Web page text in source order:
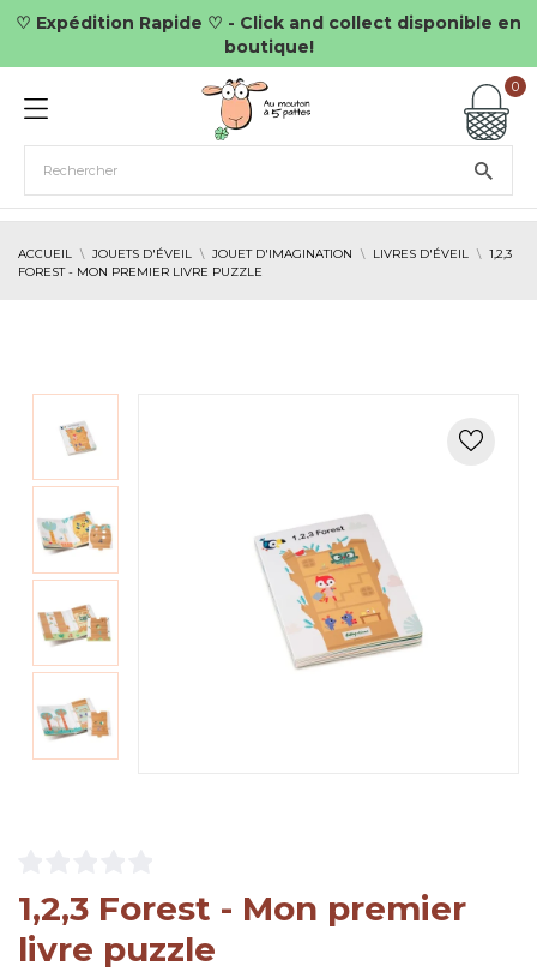
♡ Expédition Rapide ♡ - Click and collect disponible en
boutique!
0
ACCUEIL JOUETS D'ÉVEIL JOUET D'IMAGINATION LIVRES D'ÉVEIL
1,2,3
FOREST - MON PREMIER LIVRE PUZZLE
1,2,3 Forest - Mon premier
livre puzzle